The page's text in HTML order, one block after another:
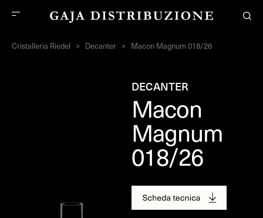
Cristalleria Riedel > Decanter > Macon Magnum 018/26
DECANTER
Macon
Magnum
018/26